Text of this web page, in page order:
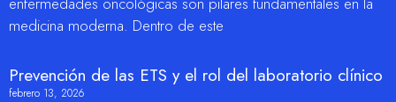
medicina moderna. Dentro de este
Prevención de las ETS y el rol del laboratorio clínico
febrero 13, 2026